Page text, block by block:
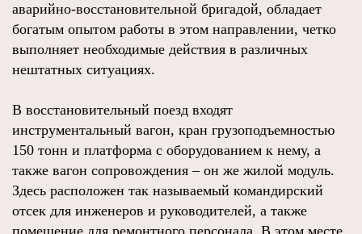
аварийно-восстановительной бригадой, обладает
богатым опытом работы в этом направлении, четко
выполняет необходимые действия в различных
нештатных ситуациях.
В восстановительный поезд входят
инструментальный вагон, кран грузоподъемностью
150 тонн и платформа с оборудованием к нему, а
также вагон сопровождения – он же жилой модуль.
Здесь расположен так называемый командирский
отсек для инженеров и руководителей, а также
помещение для ремонтного персонала. В этом месте